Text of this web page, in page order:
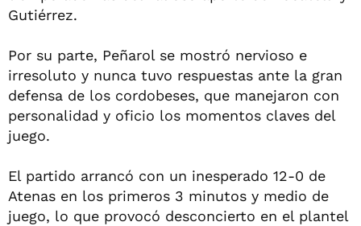
Gutiérrez.
Por su parte, Peñarol se mostró nervioso e
irresoluto y nunca tuvo respuestas ante la gran
defensa de los cordobeses, que manejaron con
personalidad y oficio los momentos claves del
juego.
El partido arrancó con un inesperado 12-0 de
Atenas en los primeros 3 minutos y medio de
juego, lo que provocó desconcierto en el plantel